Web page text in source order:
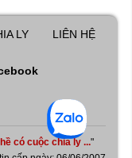
LY LIÊN HỆ
có cuộc chia ly ..."